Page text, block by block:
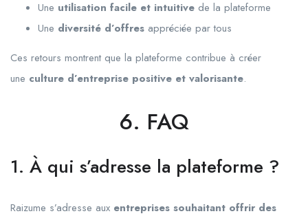
Une utilisation facile et intuitive de la plateforme
Une diversité d’offres appréciée par tous
Ces retours montrent que la plateforme contribue à créer
une culture d’entreprise positive et valorisante.
6. FAQ
1. À qui s’adresse la plateforme ?
Raizume s’adresse aux entreprises souhaitant offrir des